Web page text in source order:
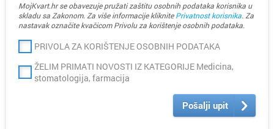
MojKvart.hr se obavezuje pružati zaštitu osobnih podataka korisnika u
skladu sa Zakonom. Za više informacije kliknitePrivatnost korisnika. Za
nastavak označite kvačicom Privolu za korištenje osobnih podataka.
PRIVOLA ZA KORIŠTENJE OSOBNIH PODATAKA
ŽELIM PRIMATI NOVOSTI IZ KATEGORIJE Medicina,
stomatologija, farmacija
Pošalji upit